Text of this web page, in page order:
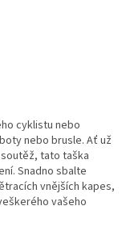
cyklistu nebo
nebo brusle. Ať už
tato taška
Snadno sbalte
vnějších kapes,
vašeho